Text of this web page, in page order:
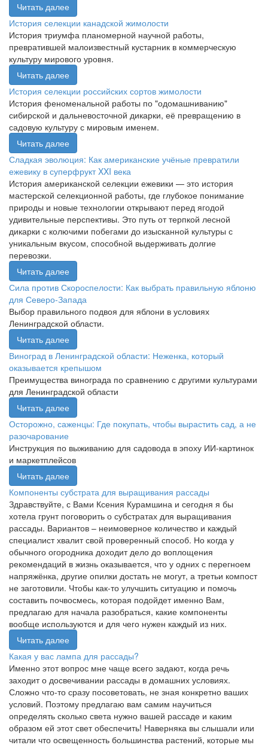
Читать далее
История селекции канадской жимолости
История триумфа планомерной научной работы,
превратившей малоизвестный кустарник в коммерческую
культуру мирового уровня.
Читать далее
История селекции российских сортов жимолости
История феноменальной работы по "одомашниванию"
сибирской и дальневосточной дикарки, её превращению в
садовую культуру с мировым именем.
Читать далее
Сладкая эволюция: Как американские учёные превратили
ежевику в суперфрукт XXI века
История американской селекции ежевики — это история
мастерской селекционной работы, где глубокое понимание
природы и новые технологии открывают перед ягодой
удивительные перспективы. Это путь от терпкой лесной
дикарки с колючими побегами до изысканной культуры с
уникальным вкусом, способной выдерживать долгие
перевозки.
Читать далее
Сила против Скороспелости: Как выбрать правильную яблоню
для Северо-Запада
Выбор правильного подвоя для яблони в условиях
Ленинградской области.
Читать далее
Виноград в Ленинградской области: Неженка, который
оказывается крепышом
Преимущества винограда по сравнению с другими культурами
для Ленинградской области
Читать далее
Осторожно, саженцы: Где покупать, чтобы вырастить сад, а не
разочарование
Инструкция по выживанию для садовода в эпоху ИИ-картинок
и маркетплейсов
Читать далее
Компоненты субстрата для выращивания рассады
Здравствуйте, с Вами Ксения Курамшина и сегодня я бы
хотела грунт поговорить о субстратах для выращивания
рассады. Вариантов – неимоверное количество и каждый
специалист хвалит свой проверенный способ. Но когда у
обычного огородника доходит дело до воплощения
рекомендаций в жизнь оказывается, что у одних с перегноем
напряжёнка, другие опилки достать не могут, а третьи компост
не заготовили. Чтобы как-то улучшить ситуацию и помочь
составить почвосмесь, которая подойдет именно Вам,
предлагаю для начала разобраться, какие компоненты
вообще используются и для чего нужен каждый из них.
Читать далее
Какая у вас лампа для рассады?
Именно этот вопрос мне чаще всего задают, когда речь
заходит о досвечивании рассады в домашних условиях.
Сложно что-то сразу посоветовать, не зная конкретно ваших
условий. Поэтому предлагаю вам самим научиться
определять сколько света нужно вашей рассаде и каким
образом ей этот свет обеспечить! Наверняка вы слышали или
читали что освещенность большинства растений, которые мы